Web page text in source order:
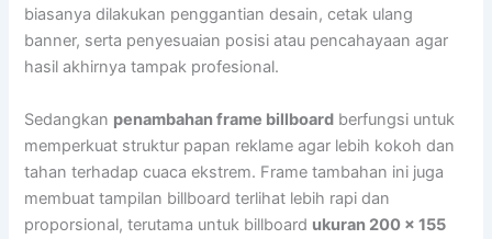
biasanya dilakukan penggantian desain, cetak ulang
banner, serta penyesuaian posisi atau pencahayaan agar
hasil akhirnya tampak profesional.
Sedangkan penambahan frame billboard berfungsi untuk
memperkuat struktur papan reklame agar lebih kokoh dan
tahan terhadap cuaca ekstrem. Frame tambahan ini juga
membuat tampilan billboard terlihat lebih rapi dan
proporsional, terutama untuk billboard ukuran 200 x 155